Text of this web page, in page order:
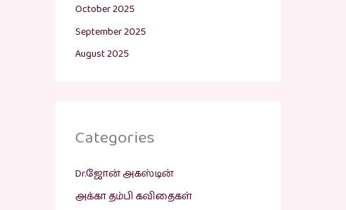
October 2025
September 2025
August 2025
Categories
Dr.ஜோன் அகஸ்டின்
அக்கா தம்பி கவிதைகள்